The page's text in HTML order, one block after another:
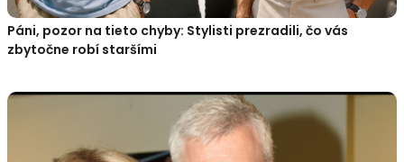
Páni, pozor na tieto chyby: Stylisti prezradili, čo vás
zbytočne robí staršími